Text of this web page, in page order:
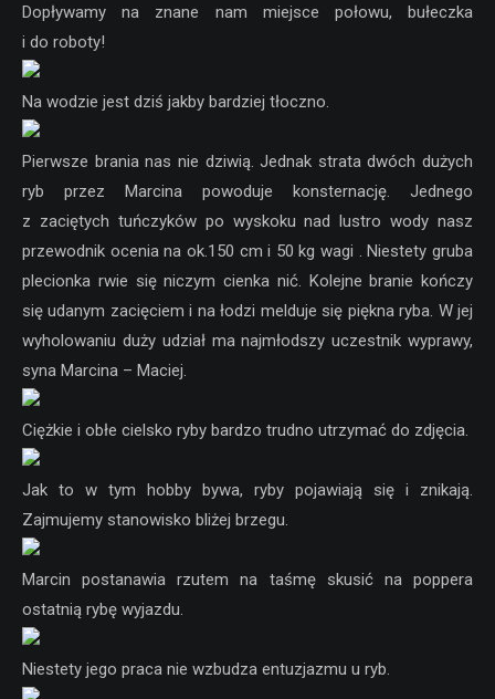
Dopływamy na znane nam miejsce połowu, bułeczka
i do roboty!
Na wodzie jest dziś jakby bardziej tłoczno.
Pierwsze brania nas nie dziwią. Jednak strata dwóch dużych
ryb przez Marcina powoduje konsternację. Jednego
z zaciętych tuńczyków po wyskoku nad lustro wody nasz
przewodnik ocenia na ok.150 cm i 50 kg wagi . Niestety gruba
plecionka rwie się niczym cienka nić. Kolejne branie kończy
się udanym zacięciem i na łodzi melduje się piękna ryba. W jej
wyholowaniu duży udział ma najmłodszy uczestnik wyprawy,
syna Marcina – Maciej.
Ciężkie i obłe cielsko ryby bardzo trudno utrzymać do zdjęcia.
Jak to w tym hobby bywa, ryby pojawiają się i znikają.
Zajmujemy stanowisko bliżej brzegu.
Marcin postanawia rzutem na taśmę skusić na poppera
ostatnią rybę wyjazdu.
Niestety jego praca nie wzbudza entuzjazmu u ryb.